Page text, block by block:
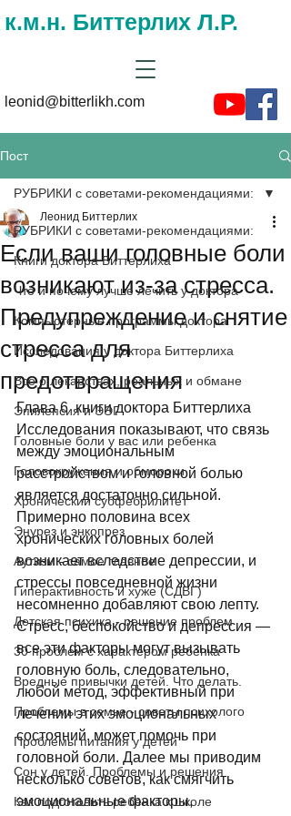
к.м.н. Биттерлих Л.Р.
leonid@bitterlikh.com
Пост
РУБРИКИ с советами-рекомендациями:
Книги доктора Биттерлиха
Что и почему лучше лечить у доктора
Компьютерные программы доктора
Исследования у доктора Биттерлиха
Все о лекарствах, реальных и обмане
Эпилепсия и ЭЭГ
Головные боли у вас или ребенка
Головокружения и обмороки
Хронический субфебрилитет
Энурез и энкопрез
Аутизм - самое главное
Гиперактивность и хуже (СДВГ)
Детская психика - решение проблем
30 проблем с характером ребенка
Вредные привычки детей. Что делать.
Проблемы в семье - советы психолого
Проблемы питания у детей
Сон у детей. Проблемы и решения
Как подготовить ребенка к школе
РУБРИКИ с советами-рекомендациями:
Если ваши головные боли
возникают из-за стресса.
Предупреждение и снятие
стресса для
предотвращения
Леонид Биттерлих
Глава 6  книги доктора Биттерлиха
Исследования показывают, что связь
между эмоциональным
расстройством и головной болью
является достаточно сильной.
Примерно половина всех
хронических головных болей
возникает вследствие депрессии, и
стрессы повседневной жизни
несомненно добавляют свою лепту.
Стресс, беспокойство и депрессия —
все эти факторы могут вызывать
головную боль, следовательно,
любой метод, эффективный при
лечении этих эмоциональных
состояний, может помочь при
головной боли. Далее мы приводим
несколько советов, как смягчить
эмоциональные факторы,